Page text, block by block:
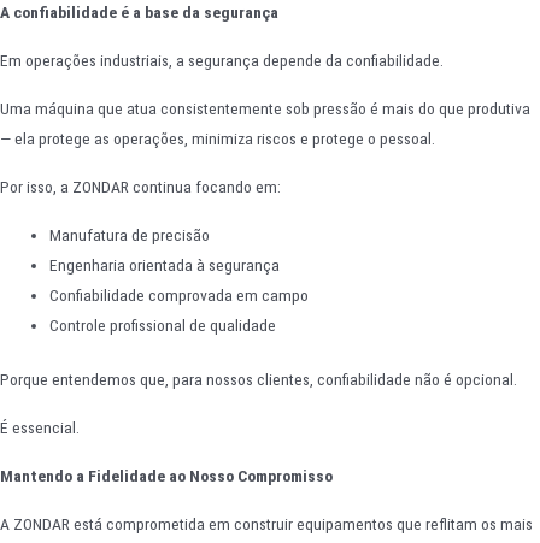
A confiabilidade é a base da segurança
Em operações industriais, a segurança depende da confiabilidade.
Uma máquina que atua consistentemente sob pressão é mais do que produtiva
— ela protege as operações, minimiza riscos e protege o pessoal.
Por isso, a ZONDAR continua focando em:
Manufatura de precisão
Engenharia orientada à segurança
Confiabilidade comprovada em campo
Controle profissional de qualidade
Porque entendemos que, para nossos clientes, confiabilidade não é opcional.
É essencial.
Mantendo a Fidelidade ao Nosso Compromisso
A ZONDAR está comprometida em construir equipamentos que reflitam os mais